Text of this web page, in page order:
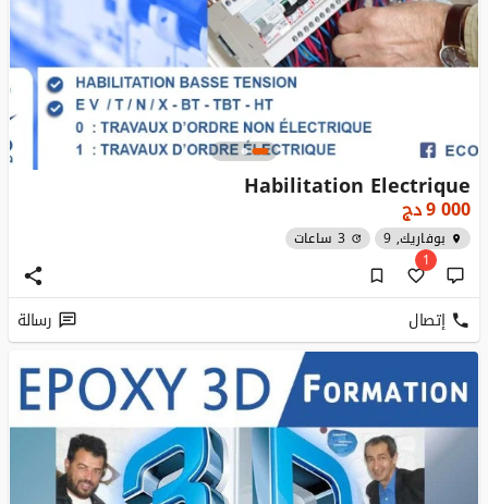
Habilitation Electrique
9 000دج
بوفاريك, 9
3 ساعات
1
إتصال رسالة